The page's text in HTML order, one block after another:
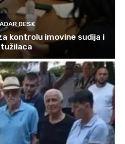
DESK
kontrolu imovine sudija i
tužilaca